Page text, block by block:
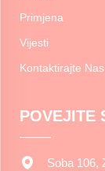
Primjena
Vijesti
Kontaktirajte Nas
POVEJITE
Soba 106,